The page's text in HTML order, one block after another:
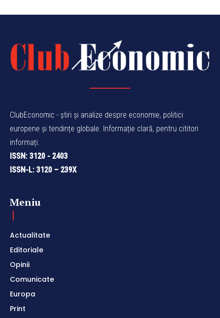
ClubEconomic - știri și analize despre economie, politici
europene și tendințe globale. Informație clară, pentru cititori
informați.
ISSN: 3120 - 2403
ISSN-L: 3120 – 239X
Meniu
Actualitate
Editoriale
Opinii
Comunicate
Europa
Print